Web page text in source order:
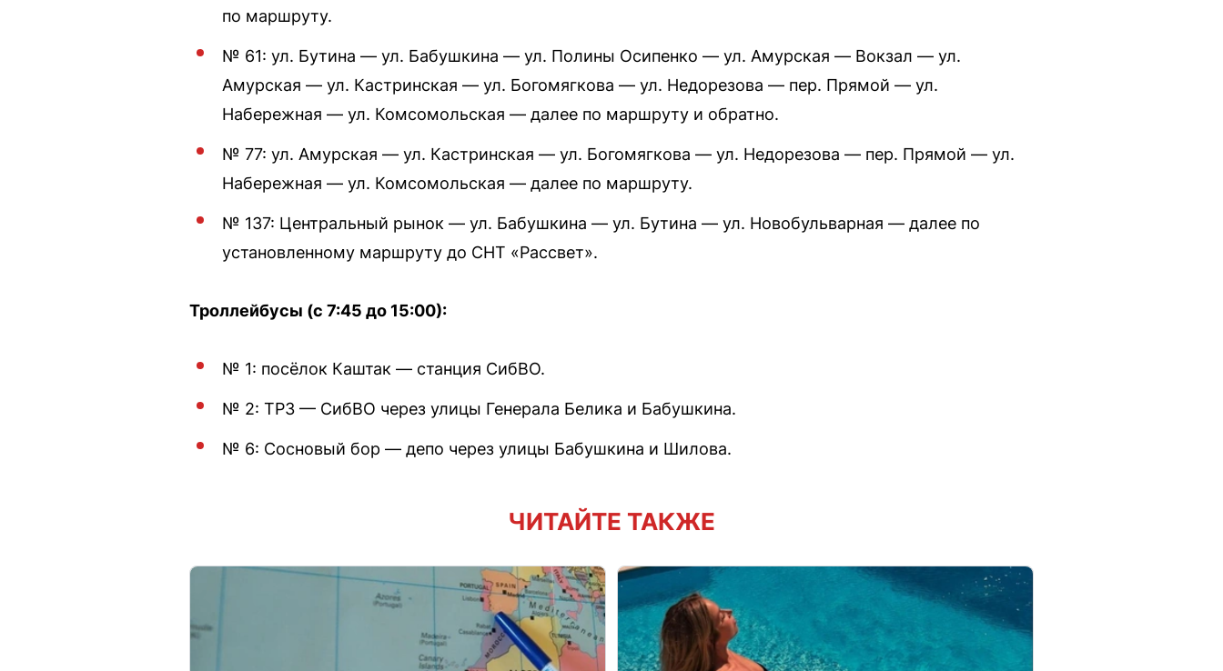
по маршруту.
№ 61: ул. Бутина — ул. Бабушкина — ул. Полины Осипенко — ул. Амурская — Вокзал — ул.
Амурская — ул. Кастринская — ул. Богомягкова — ул. Недорезова — пер. Прямой — ул.
Набережная — ул. Комсомольская — далее по маршруту и обратно.
№ 77: ул. Амурская — ул. Кастринская — ул. Богомягкова — ул. Недорезова — пер. Прямой — ул.
Набережная — ул. Комсомольская — далее по маршруту.
№ 137: Центральный рынок — ул. Бабушкина — ул. Бутина — ул. Новобульварная — далее по
установленному маршруту до СНТ «Рассвет».
Троллейбусы (с 7:45 до 15:00):
№ 1: посёлок Каштак — станция СибВО.
№ 2: ТРЗ — СибВО через улицы Генерала Белика и Бабушкина.
№ 6: Сосновый бор — депо через улицы Бабушкина и Шилова.
ЧИТАЙТЕ ТАКЖЕ